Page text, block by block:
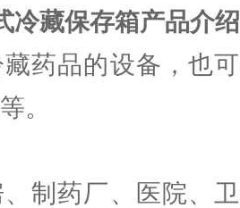
藏保存箱产品介
药品的设备，也
。
制药厂、医院、